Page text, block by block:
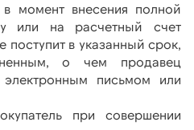
в момент внесения полной
или на расчетный счет
поступит в указанный срок,
о чем продавец
электронным письмом или
при совершении